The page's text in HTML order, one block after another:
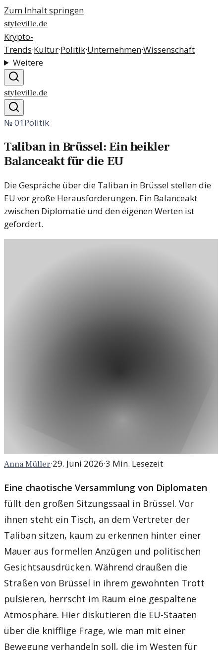
Zum Inhalt springen
styleville.de
Krypto-
Trends·Kultur·Politik·Unternehmen·Wissenschaft
Weitere
styleville.de
№01Politik
Taliban in Brüssel: Ein heikler
Balanceakt für die EU
Die Gespräche über die Taliban in Brüssel stellen die
EU vor große Herausforderungen. Ein Balanceakt
zwischen Diplomatie und den eigenen Werten ist
gefordert.
Anna Müller·29. Juni 2026·3 Min. Lesezeit
Eine chaotische Versammlung von Diplomaten
füllt den großen Sitzungssaal in Brüssel. Vor
ihnen steht ein Tisch, an dem Vertreter der
Taliban sitzen, kaum zu erkennen hinter einer
Mauer aus formellen Anzügen und politischen
Gesichtsausdrücken. Während draußen die
Straßen von Brüssel in ihrem gewohnten Trott
pulsieren, herrscht im Raum eine gespaltene
Atmosphäre. Hier diskutieren die EU-Staaten
über die knifflige Frage, wie man mit einer
Bewegung verhandeln soll, die im Westen für